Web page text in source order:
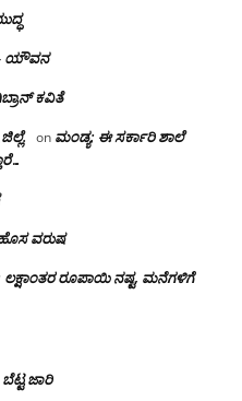
ಯೌವನ
ಕವಿತೆ
on ಮಂಡ್ಯ: ಈ ಸರ್ಕಾರಿ ಶಾಲೆ
ವರುಷ
ಲಕ್ಷಾಂತರ ರೂಪಾಯಿ ನಷ್ಟ, ಮನೆಗಳಿಗೆ
ಜಾರಿ